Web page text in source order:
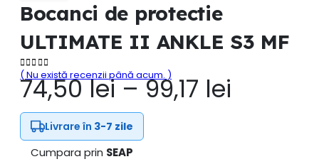
Bocanci de protectie
ULTIMATE II ANKLE S3 MF
0 out of 5
( Nu există recenzii până acum. )
74,50lei–99,17 lei
Livrare în 3-7 zile
Cumpara prin SEAP